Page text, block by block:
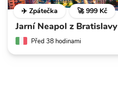
✈️ Zpátečka 🚀 999 Kč
Jarní Neapol z Bratislavy
Před 38 hodinami